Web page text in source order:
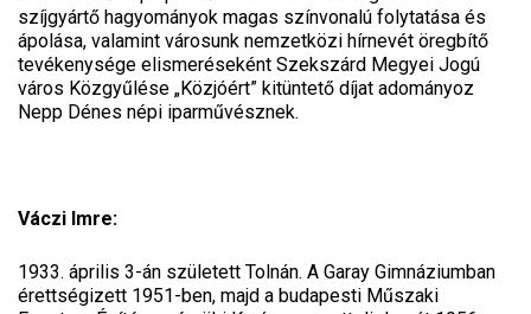
szíjgyártő hagyományok magas színvonalú folytatása és
ápolása, valamint városunk nemzetközi hírnevét öregbítő
tevékenysége elismeréseként Szekszárd Megyei Jogú
város Közgyűlése „Közjóért” kitüntető díjat adományoz
Nepp Dénes népi iparművésznek.
Váczi Imre:
1933. április 3-án született Tolnán. A Garay Gimnáziumban
érettségizett 1951-ben, majd a budapesti Műszaki